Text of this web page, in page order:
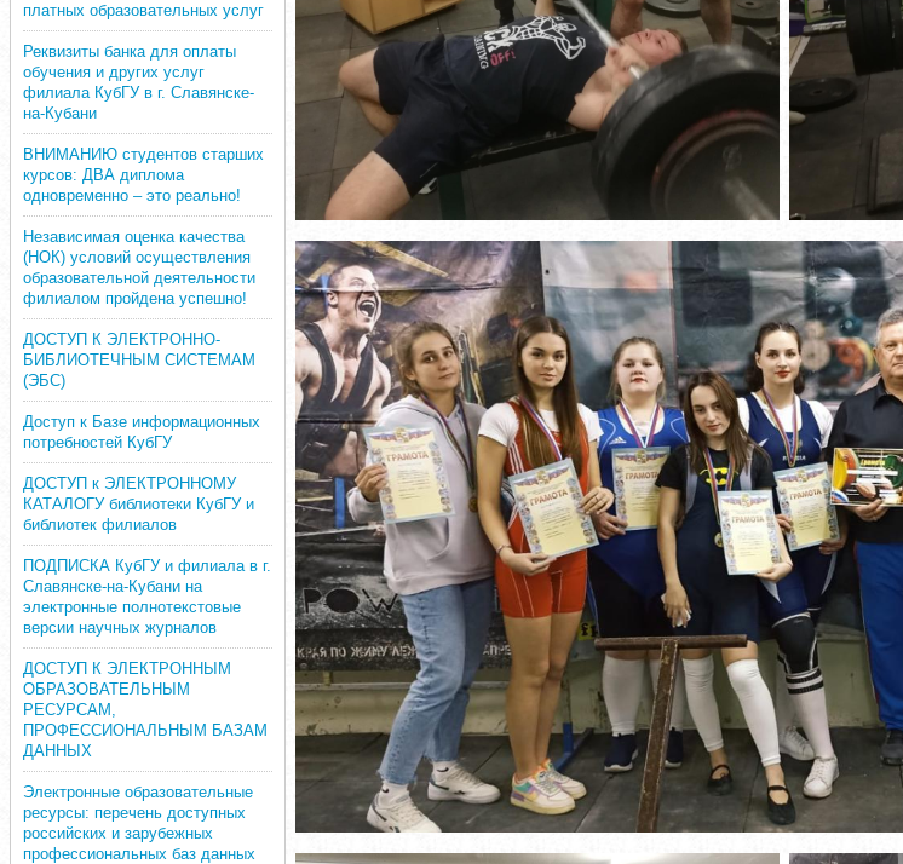
платных образовательных услуг
Реквизиты банка для оплаты
обучения и других услуг
филиала КубГУ в г. Славянске-
на-Кубани
ВНИМАНИЮ студентов старших
курсов: ДВА диплома
одновременно – это реально!
Независимая оценка качества
(НОК) условий осуществления
образовательной деятельности
филиалом пройдена успешно!
ДОСТУП К ЭЛЕКТРОННО-
БИБЛИОТЕЧНЫМ СИСТЕМАМ
(ЭБС)
Доступ к Базе информационных
потребностей КубГУ
ДОСТУП к ЭЛЕКТРОННОМУ
КАТАЛОГУ библиотеки КубГУ и
библиотек филиалов
ПОДПИСКА КубГУ и филиала в г.
Славянске-на-Кубани на
электронные полнотекстовые
версии научных журналов
ДОСТУП К ЭЛЕКТРОННЫМ
ОБРАЗОВАТЕЛЬНЫМ
РЕСУРСАМ,
ПРОФЕССИОНАЛЬНЫМ БАЗАМ
ДАННЫХ
Электронные образовательные
ресурсы: перечень доступных
российских и зарубежных
профессиональных баз данных